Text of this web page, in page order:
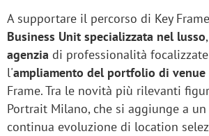
A supportare il percorso di Key
Business Unit specializzata nel lusso,
agenzia di professionalità focalizzate
l'ampliamento del portfolio di venue
Frame. Tra le novità più rilevanti
Portrait Milano, che si aggiunge a
continua evoluzione di location